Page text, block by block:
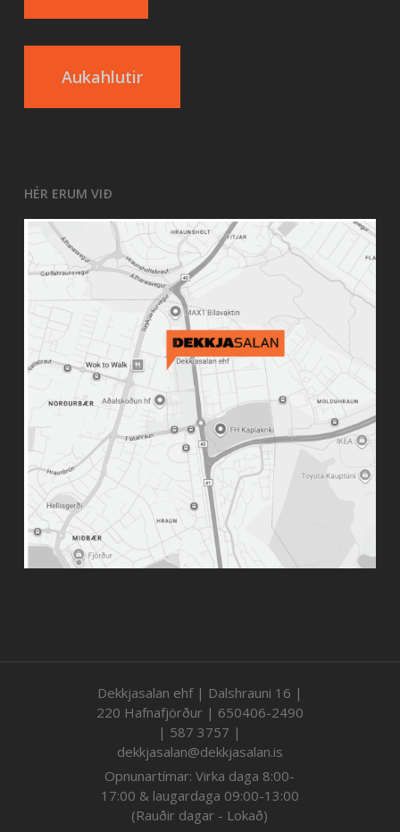
Aukahlutir
HÉR ERUM VIÐ
Dekkjasalan ehf | Dalshrauni 16 |
220 Hafnafjörður | 650406-2490
| 587 3757 |
dekkjasalan@dekkjasalan.is
Opnunartímar: Virka daga 8:00-
17:00 & laugardaga 09:00-13:00
(Rauðir dagar - Lokað)